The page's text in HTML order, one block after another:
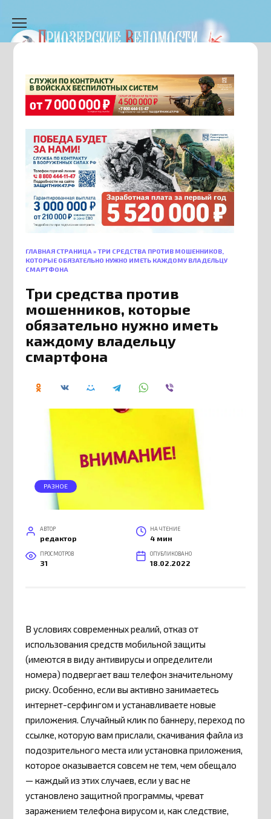
содержанию
ГЛАВНАЯ СТРАНИЦА »ТРИ СРЕДСТВА ПРОТИВ МОШЕННИКОВ,
КОТОРЫЕ ОБЯЗАТЕЛЬНО НУЖНО ИМЕТЬ КАЖДОМУ ВЛАДЕЛЬЦУ
СМАРТФОНА
Три средства против
мошенников, которые
обязательно нужно иметь
каждому владельцу
смартфона
РАЗНОЕ
АВТОР
редактор
НА ЧТЕНИЕ
4 мин
ПРОСМОТРОВ
31
ОПУБЛИКОВАНО
18.02.2022
В условиях современных реалий, отказ от
использования средств мобильной защиты
(имеются в виду антивирусы и определители
номера) подвергает ваш телефон значительному
риску. Особенно, если вы активно занимаетесь
интернет-серфингом и устанавливаете новые
приложения. Случайный клик по баннеру, переход по
ссылке, которую вам прислали, скачивания файла из
подозрительного места или установка приложения,
которое оказывается совсем не тем, чем обещало
— каждый из этих случаев, если у вас не
установлено защитной программы, чреват
заражением телефона вирусом и, как следствие,